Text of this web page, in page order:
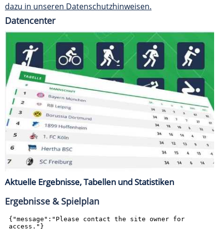
dazu in unseren Datenschutzhinweisen.
Datencenter
Aktuelle Ergebnisse, Tabellen und Statistiken
Ergebnisse & Spielplan